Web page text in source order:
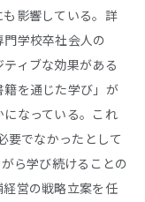
影響している。詳
学校卒社会人の
ティブな効果がある
を通じた学び」が
なっている。これ
要でなかったとして
ら学び続けることの
営の戦略立案を任